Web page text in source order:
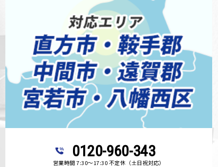
0120-960-343
営業時間 7:30～17:30 不定休（土日祝対応）